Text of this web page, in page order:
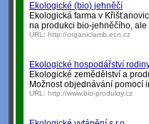
Ekologické (bio) jehněčí
Ekologická farma v
na produkci bio-jehněčího,
URL: http://organiclamb.ecn.cz
Ekologické hospodářství
Ekologické zemědělství a
Možnost objednávání pomocí
URL: http://www.bio-produkty.cz